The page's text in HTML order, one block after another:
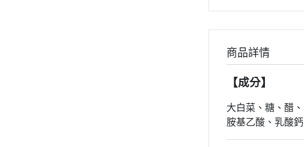
商品詳情
【成分】
大白菜、糖 、 醋 、
胺基乙酸 、 乳酸鈣